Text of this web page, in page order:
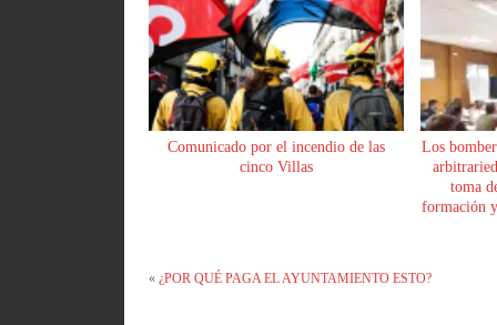
Comunicado por el incendio de las
cinco Villas
Los
toma
formación
«¿POR QUÉ PAGA EL AYUNTAMIENTO ESTO?